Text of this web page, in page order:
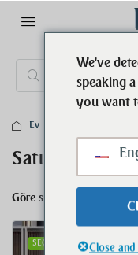
Ev
Satılık
Göre sırala:
SEÇILMIŞ
We've
speaking
you want
Close